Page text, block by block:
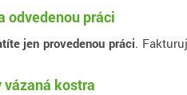
odvedenou práci
jen provedenou práci.
vázaná kostra